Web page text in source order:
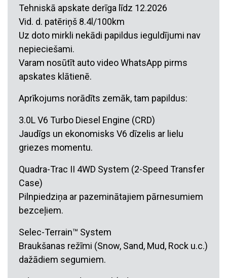
Tehniskā apskate derīga līdz 12.2026
Vid. d. patēriņš 8.4l/100km
Uz doto mirkli nekādi papildus ieguldījumi nav
nepieciešami.
Varam nosūtīt auto video WhatsApp pirms
apskates klātienē.
Aprīkojums norādīts zemāk, tam papildus:
3.0L V6 Turbo Diesel Engine (CRD)
Jaudīgs un ekonomisks V6 dīzelis ar lielu
griezes momentu.
Quadra-Trac II 4WD System (2-Speed Transfer
Case)
Pilnpiedziņa ar pazeminātajiem pārnesumiem
bezceļiem.
Selec-Terrain™ System
Braukšanas režīmi (Snow, Sand, Mud, Rock u.c.)
dažādiem segumiem.